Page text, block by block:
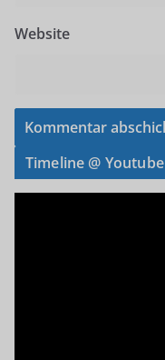
Website
Timeline @ Youtube